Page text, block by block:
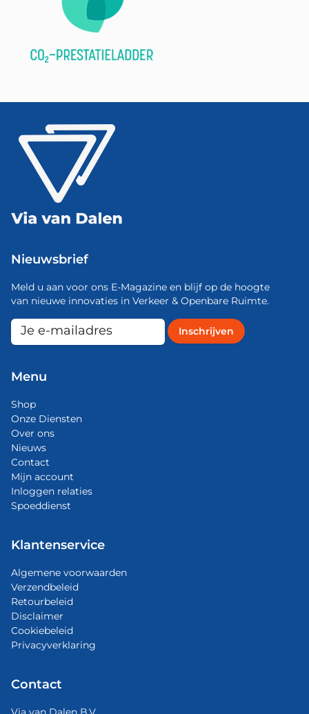
Nieuwsbrief
Meld u aan voor ons E-Magazine en blijf op de hoogte
van nieuwe innovaties in Verkeer & Openbare Ruimte.
Menu
Shop
Onze Diensten
Over ons
Nieuws
Contact
Mijn account
Inloggen relaties
Spoeddienst
Klantenservice
Algemene voorwaarden
Verzendbeleid
Retourbeleid
Disclaimer
Cookiebeleid
Privacyverklaring
Contact